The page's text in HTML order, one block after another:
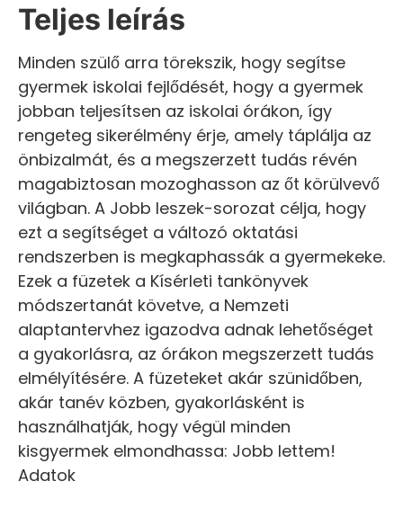
Teljes leírás
Minden szülő arra törekszik, hogy segítse
gyermek iskolai fejlődését, hogy a gyermek
jobban teljesítsen az iskolai órákon, így
rengeteg sikerélmény érje, amely táplálja az
önbizalmát, és a megszerzett tudás révén
magabiztosan mozoghasson az őt körülvevő
világban. A Jobb leszek-sorozat célja, hogy
ezt a segítséget a változó oktatási
rendszerben is megkaphassák a gyermekeke.
Ezek a füzetek a Kísérleti tankönyvek
módszertanát követve, a Nemzeti
alaptantervhez igazodva adnak lehetőséget
a gyakorlásra, az órákon megszerzett tudás
elmélyítésére. A füzeteket akár szünidőben,
akár tanév közben, gyakorlásként is
használhatják, hogy végül minden
kisgyermek elmondhassa: Jobb lettem!
Adatok